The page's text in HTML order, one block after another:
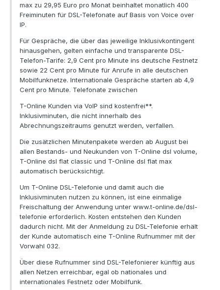
max zu 29,95 Euro pro Monat beinhaltet monatlich 400
Freiminuten für DSL-Telefonate auf Basis von Voice over
IP.
Für Gespräche, die über das jeweilige Inklusivkontingent
hinausgehen, gelten einfache und transparente DSL-
Telefon-Tarife: 2,9 Cent pro Minute ins deutsche Festnetz
sowie 22 Cent pro Minute für Anrufe in alle deutschen
Mobilfunknetze. Internationale Gespräche starten ab 4,9
Cent pro Minute. Telefonate zwischen
T-Online Kunden via VoIP sind kostenfrei**.
Inklusivminuten, die nicht innerhalb des
Abrechnungszeitraums genutzt werden, verfallen.
Die zusätzlichen Minutenpakete werden ab August bei
allen Bestands- und Neukunden von T-Online dsl volume,
T-Online dsl flat classic und T-Online dsl flat max
automatisch berücksichtigt.
Um T-Online DSL-Telefonie und damit auch die
Inklusivminuten nutzen zu können, ist eine einmalige
Freischaltung der Anwendung unter www.t-online.de/dsl-
telefonie erforderlich. Kosten entstehen den Kunden
dadurch nicht. Mit der Anmeldung zu DSL-Telefonie erhält
der Kunde automatisch eine T-Online Rufnummer mit der
Vorwahl 032.
Über diese Rufnummer sind DSL-Telefonierer künftig aus
allen Netzen erreichbar, egal ob nationales und
internationales Festnetz oder Mobilfunk.